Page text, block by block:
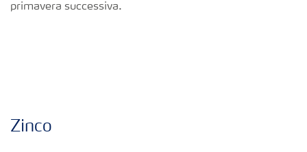
primavera successiva.
Zinco